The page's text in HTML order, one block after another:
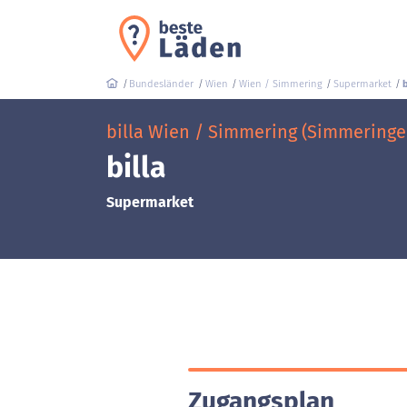
Bundesländer Wien Wien / Simmering Supermarket
billa Wien / Simmering
billa
Supermarket